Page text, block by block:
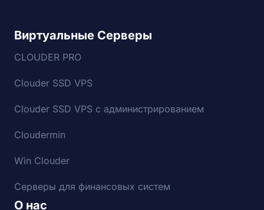
Виртуальные Серверы
CLOUDER PRO
Clouder SSD VPS
Clouder SSD VPS с администрированием
Cloudermin
Win Clouder
Серверы для финансовых систем
О нас